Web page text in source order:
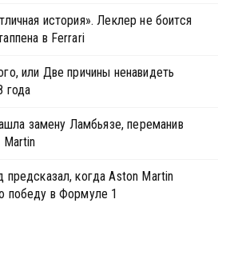
история». Леклер не боится
в Ferrari
или Две причины ненавидеть
года
замену Ламбьязе, переманив
предсказал, когда Aston Martin
победу в Формуле 1